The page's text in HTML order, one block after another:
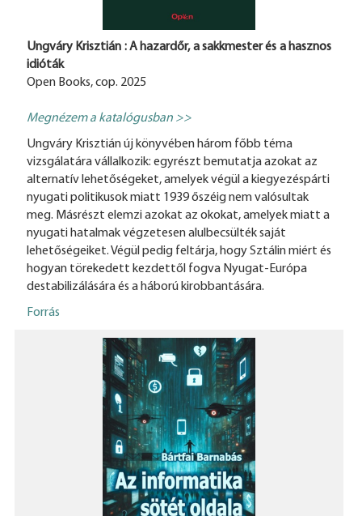
Ungváry Krisztián : A hazardőr, a sakkmester és a hasznos
idióták
Open Books, cop. 2025
Megnézem a katalógusban >>
Ungváry Krisztián új könyvében három főbb téma
vizsgálatára vállalkozik: egyrészt bemutatja azokat az
alternatív lehetőségeket, amelyek végül a kiegyezéspárti
nyugati politikusok miatt 1939 őszéig nem valósultak
meg. Másrészt elemzi azokat az okokat, amelyek miatt a
nyugati hatalmak végzetesen alulbecsülték saját
lehetőségeiket. Végül pedig feltárja, hogy Sztálin miért és
hogyan törekedett kezdettől fogva Nyugat-Európa
destabilizálására és a háború kirobbantására.
Forrás